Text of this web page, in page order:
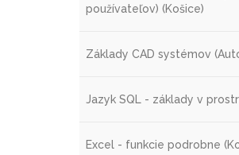
používateľov) (Košice)
Základy CAD systémov
Jazyk SQL - základy v
Excel - funkcie podrobne